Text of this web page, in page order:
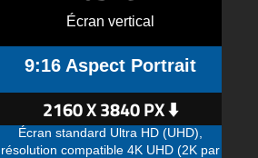
Écran vertical
9:16 Aspect Portrait
2160 X 3840 PX ⬇️
Écran standard Ultra HD (UHD),
résolution compatible 4K UHD (2K par